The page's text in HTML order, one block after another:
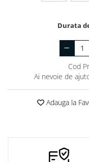
Sarafane medicale
Veste de lucru
Jachete de lucru
Articole din Polar
Jachete de lucru
Durata
Cod
Ai nevoie de
Adauga la